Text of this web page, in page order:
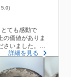
5.0
ても感動で
の価値がありま
さいました。と
しました。また
詳細を見る